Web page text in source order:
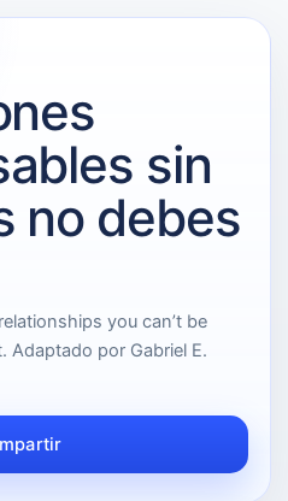
sin
no debes
you can’t be
Adaptado por Gabriel E.